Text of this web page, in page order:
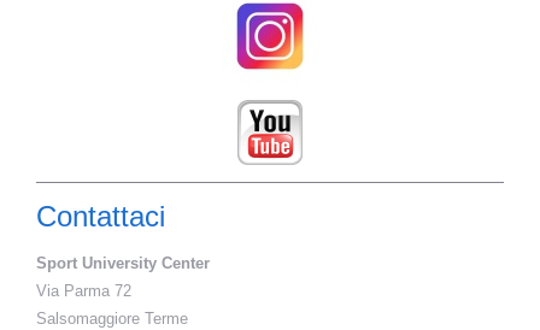
Contattaci
Sport University Center
Via Parma 72
Salsomaggiore Terme